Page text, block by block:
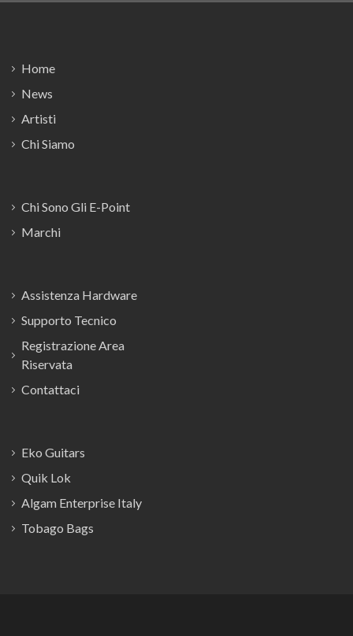
Home
News
Artisti
Chi Siamo
Chi Sono Gli E-Point
Marchi
Assistenza Hardware
Supporto Tecnico
Registrazione Area
Riservata
Contattaci
Eko Guitars
Quik Lok
Algam Enterprise Italy
Tobago Bags